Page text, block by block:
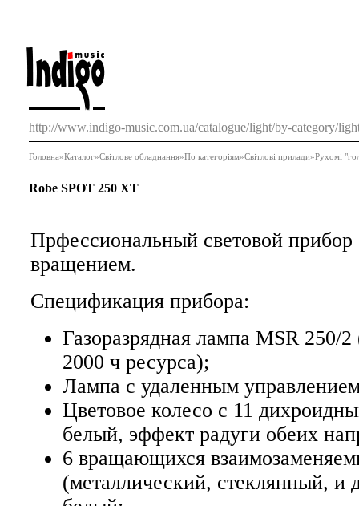
http://www.indigo-music.com.ua/catalogue/light/by-category/
Головна»Каталог»Світлове обладнання»По категоріям»Світлові прилади»Рухомі
Robe SPOT 250 XT
Прфессиональный световой
вращением.
Спецификация прибора:
Газоразрядная лампа MSR 250/
2000 ч ресурса);
Лампа с удаленным
Цветовое колесо с 11
белый, эффект радуги обеих
6 вращающихся
(металлический, стеклянный, и